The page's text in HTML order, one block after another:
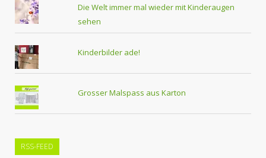
Die Welt immer mal wieder mit Kinderaugen
sehen
Kinderbilder ade!
Grosser Malspass aus Karton
RSS-FEED